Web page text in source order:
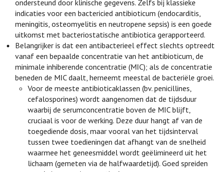
ondersteund door klinische gegevens. Zelfs bij klassieke
indicaties voor een bactericied antibioticum (endocarditis,
meningitis, osteomyelitis en neutropene sepsis) is een goede
uitkomst met bacteriostatische antibiotica gerapporteerd.
Belangrijker is dat een antibacterieel effect slechts optreedt
vanaf een bepaalde concentratie van het antibioticum, de
minimale inhiberende concentratie (MIC); als de concentratie
beneden de MIC daalt, herneemt meestal de bacteriële groei.
Voor de meeste antibioticaklassen (bv. penicillines,
cefalosporines) wordt aangenomen dat de tijdsduur
waarbij de serumconcentratie boven de MIC blijft,
cruciaal is voor de werking. Deze duur hangt af van de
toegediende dosis, maar vooral van het tijdsinterval
tussen twee toedieningen dat afhangt van de snelheid
waarmee het geneesmiddel wordt geëlimineerd uit het
lichaam (gemeten via de halfwaardetijd). Goed spreiden